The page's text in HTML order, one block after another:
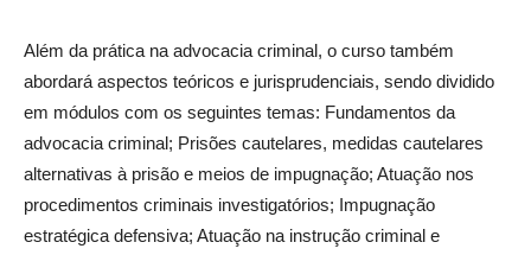
Além da prática na advocacia criminal, o curso também
abordará aspectos teóricos e jurisprudenciais, sendo dividido
em módulos com os seguintes temas: Fundamentos da
advocacia criminal; Prisões cautelares, medidas cautelares
alternativas à prisão e meios de impugnação; Atuação nos
procedimentos criminais investigatórios; Impugnação
estratégica defensiva; Atuação na instrução criminal e